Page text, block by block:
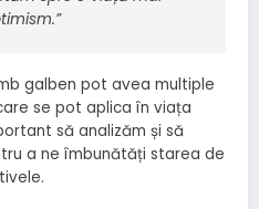
galben pot avea multiple
se pot aplica în viața
să analizăm și să
a ne îmbunătăți starea de